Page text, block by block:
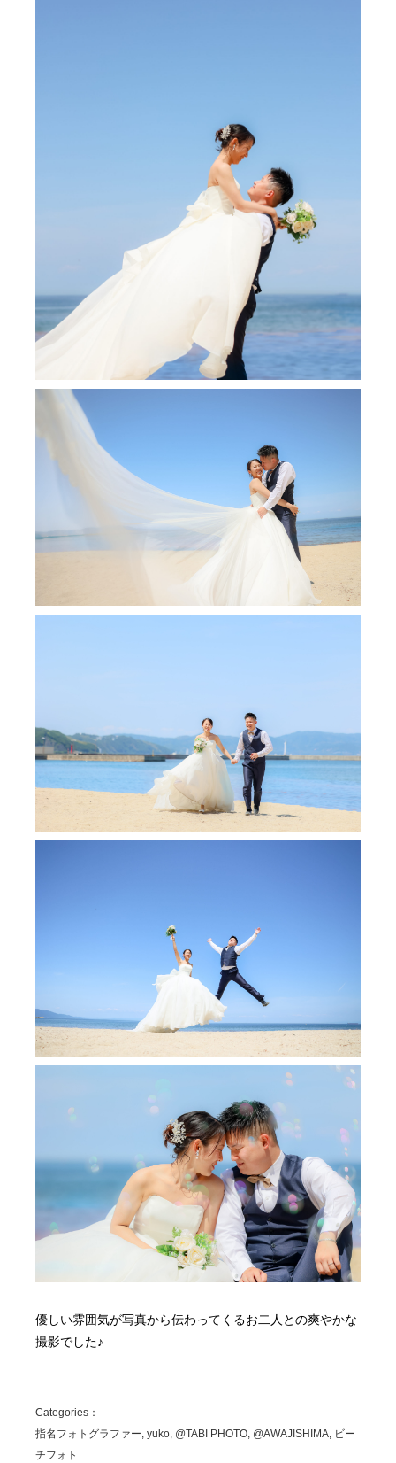
優しい雰囲気が写真から伝わってくるお二人との爽やかな
撮影でした♪
Categories：
指名フォトグラファー, yuko, @TABI PHOTO, @AWAJISHIMA, ビー
チフォト